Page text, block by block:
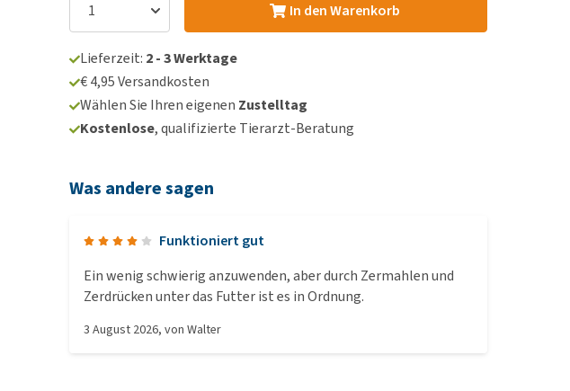
In den Warenkorb
Lieferzeit: 2 - 3 Werktage
€ 4,95 Versandkosten
Wählen Sie Ihren eigenen Zustelltag
Kostenlose, qualifizierte Tierarzt-Beratung
Was andere sagen
Funktioniert gut
Ein wenig schwierig anzuwenden, aber durch Zermahlen und
Zerdrücken unter das Futter ist es in Ordnung.
3 August 2026, vonWalter